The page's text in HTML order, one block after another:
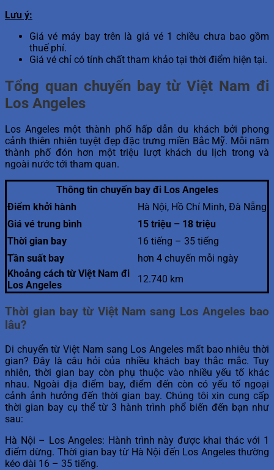
Lưu ý:
Giá vé máy bay trên là giá vé 1 chiều chưa bao gồm
thuế phí.
Giá vé chỉ có tính chất tham khảo tại thời điểm hiện tại.
Tổng quan chuyến bay từ Việt Nam đi
Los Angeles
Los Angeles một thành phố hấp dẫn du khách bởi phong
cảnh thiên nhiên tuyệt đẹp đặc trưng miền Bắc Mỹ. Mỗi năm
thành phố đón hơn một triệu lượt khách du lịch trong và
ngoài nước tới tham quan.
Thông tin chuyến bay đi Los Angeles
Điểm khởi hành
Hà Nội, Hồ Chí Minh, Đà Nẵng
Giá vé trung bình
15 triệu – 18 triệu
Thời gian bay
16 tiếng – 35 tiếng
Tần suất bay
hơn 4 chuyến mỗi ngày
Khoảng cách từ Việt Nam đi
Los Angeles
12.740 km
Thời gian bay từ Việt Nam sang Los Angeles bao
lâu?
Di chuyển từ Việt Nam sang Los Angeles mất bao nhiêu thời
gian? Đây là câu hỏi của nhiều khách bay thắc mắc. Tuy
nhiên, thời gian bay còn phụ thuộc vào nhiều yếu tố khác
nhau. Ngoài địa điểm bay, điểm đến còn có yếu tố ngoại
cảnh ảnh hưởng đến thời gian bay. Chúng tôi xin cung cấp
thời gian bay cụ thể từ 3 hành trình phổ biến đến bạn như
sau:
Hà Nội – Los Angeles: Hành trình này được khai thác với 1
điểm dừng. Thời gian bay từ Hà Nội đến Los Angeles thường
kéo dài 16 – 35 tiếng.